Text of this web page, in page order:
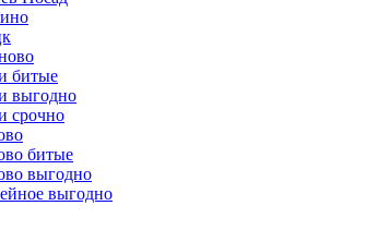
битые
выгодно
срочно
битые
выгодно
выгодно